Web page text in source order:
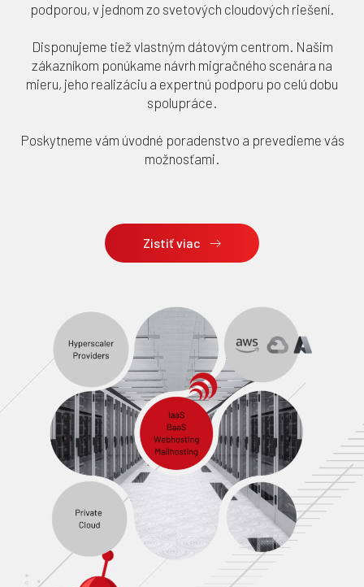
podporou, v jednom zo svetových cloudových riešení.
Disponujeme tiež vlastným dátovým centrom. Našim
zákazníkom ponúkame návrh migračného scenára na
mieru, jeho realizáciu a expertnú podporu po celú dobu
spolupráce.
Poskytneme vám úvodné poradenstvo a prevedieme vás
možnosťami.
Zistiť viac